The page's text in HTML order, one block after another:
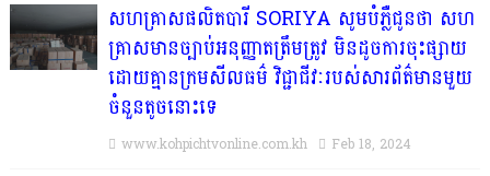
សហគ្រាសផលិតបារី SORIYA សូមបំភ្លឺជូនថា សហ
គ្រាសមានច្បាប់អនុញ្ញាតត្រឹមត្រូវ មិនដូចការចុះផ្សាយ
ដោយគ្មានក្រមសីលធម៌ វិជ្ជាជីវៈរបស់សារព័ត៌មានមួយ
ចំនួនតូចនោះទេ
www.kohpichtvonline.com.kh Feb 18, 2024